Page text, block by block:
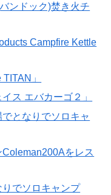
ンドック)焚き火チ
Campfire Kettle
」
ス エバカーゴ２」
となりでソロキャ
をレス
でソロキャンプ